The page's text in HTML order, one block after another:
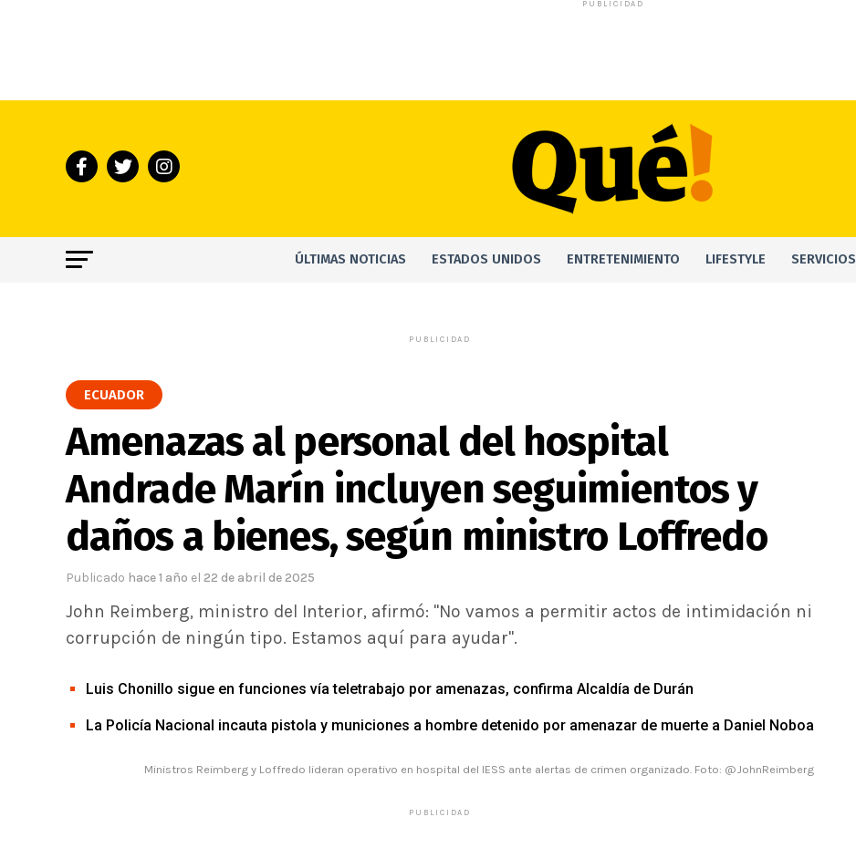
PUBLICIDAD
ÚLTIMAS NOTICIAS ESTADOS UNIDOS ENTRETENIMIENTO LIFESTYLE SERVICIOS
PUBLICIDAD
ECUADOR
Amenazas al personal del hospital
Andrade Marín incluyen seguimientos y
daños a bienes, según ministro Loffredo
Publicado hace 1 año el 22 de abril de 2025
John Reimberg, ministro del Interior, afirmó: "No vamos a permitir actos de intimidación ni
corrupción de ningún tipo. Estamos aquí para ayudar".
Luis Chonillo sigue en funciones vía teletrabajo por amenazas, confirma Alcaldía de Durán
La Policía Nacional incauta pistola y municiones a hombre detenido por amenazar de muerte a Daniel Noboa
Ministros Reimberg y Loffredo lideran operativo en hospital del IESS ante alertas de crimen organizado. Foto: @JohnReimberg
PUBLICIDAD